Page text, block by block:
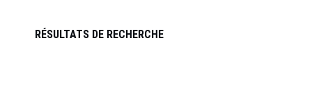
RÉSULTATS DE RECHERCHE